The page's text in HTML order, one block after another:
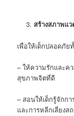
สร้างสภาพแ
เพื่อให้เด็กปลอดภั
– ให้ความรักและค
สุขภาพจิตที่ดี
– สอนให้เด็กรู้จักก
และการหลีกเลี่ยง